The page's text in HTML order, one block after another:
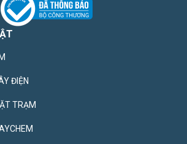
ĐIỆN
TRẠM